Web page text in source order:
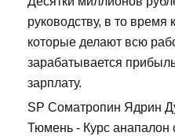
руководству, в то время
которые делают всю
зарабатывается
зарплату.
SP Cоматропин Ядрин
Тюмень - Курс анапалон